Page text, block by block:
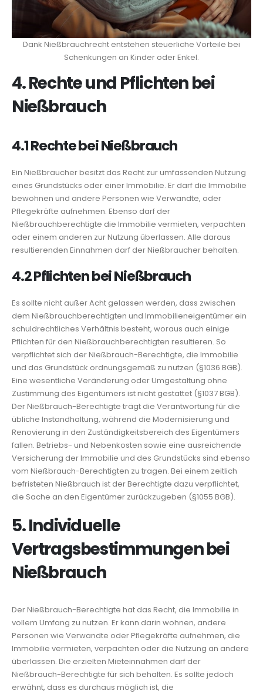
Dank Nießbrauchrecht entstehen steuerliche Vorteile bei
Schenkungen an Kinder oder Enkel.
4. Rechte und Pflichten bei
Nießbrauch
4.1 Rechte bei Nießbrauch
Ein Nießbraucher besitzt das Recht zur umfassenden Nutzung
eines Grundstücks oder einer Immobilie. Er darf die Immobilie
bewohnen und andere Personen wie Verwandte, oder
Pflegekräfte aufnehmen. Ebenso darf der
Nießbrauchberechtigte die Immobilie vermieten, verpachten
oder einem anderen zur Nutzung überlassen. Alle daraus
resultierenden Einnahmen darf der Nießbraucher behalten.
4.2 Pflichten bei Nießbrauch
Es sollte nicht außer Acht gelassen werden, dass zwischen
dem Nießbrauchberechtigten und Immobilieneigentümer ein
schuldrechtliches Verhältnis besteht, woraus auch einige
Pflichten für den Nießbrauchberechtigten resultieren. So
verpflichtet sich der Nießbrauch-Berechtigte, die Immobilie
und das Grundstück ordnungsgemäß zu nutzen (§1036 BGB).
Eine wesentliche Veränderung oder Umgestaltung ohne
Zustimmung des Eigentümers ist nicht gestattet (§1037 BGB).
Der Nießbrauch-Berechtigte trägt die Verantwortung für die
übliche Instandhaltung, während die Modernisierung und
Renovierung in den Zuständigkeitsbereich des Eigentümers
fallen. Betriebs- und Nebenkosten sowie eine ausreichende
Versicherung der Immobilie und des Grundstücks sind ebenso
vom Nießbrauch-Berechtigten zu tragen. Bei einem zeitlich
befristeten Nießbrauch ist der Berechtigte dazu verpflichtet,
die Sache an den Eigentümer zurückzugeben (§1055 BGB).
5. Individuelle
Vertragsbestimmungen bei
Nießbrauch
Der Nießbrauch-Berechtigte hat das Recht, die Immobilie in
vollem Umfang zu nutzen. Er kann darin wohnen, andere
Personen wie Verwandte oder Pflegekräfte aufnehmen, die
Immobilie vermieten, verpachten oder die Nutzung an andere
überlassen. Die erzielten Mieteinnahmen darf der
Nießbrauch-Berechtigte für sich behalten. Es sollte jedoch
erwähnt, dass es durchaus möglich ist, die